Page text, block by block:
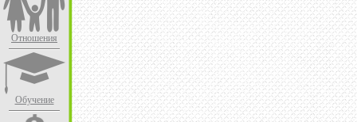
Отношения
Обучение